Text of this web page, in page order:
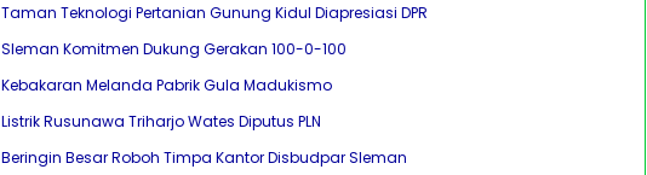
Taman Teknologi Pertanian Gunung Kidul Diapresiasi DPR
Sleman Komitmen Dukung Gerakan 100-0-100
Kebakaran Melanda Pabrik Gula Madukismo
Listrik Rusunawa Triharjo Wates Diputus PLN
Beringin Besar Roboh Timpa Kantor Disbudpar Sleman